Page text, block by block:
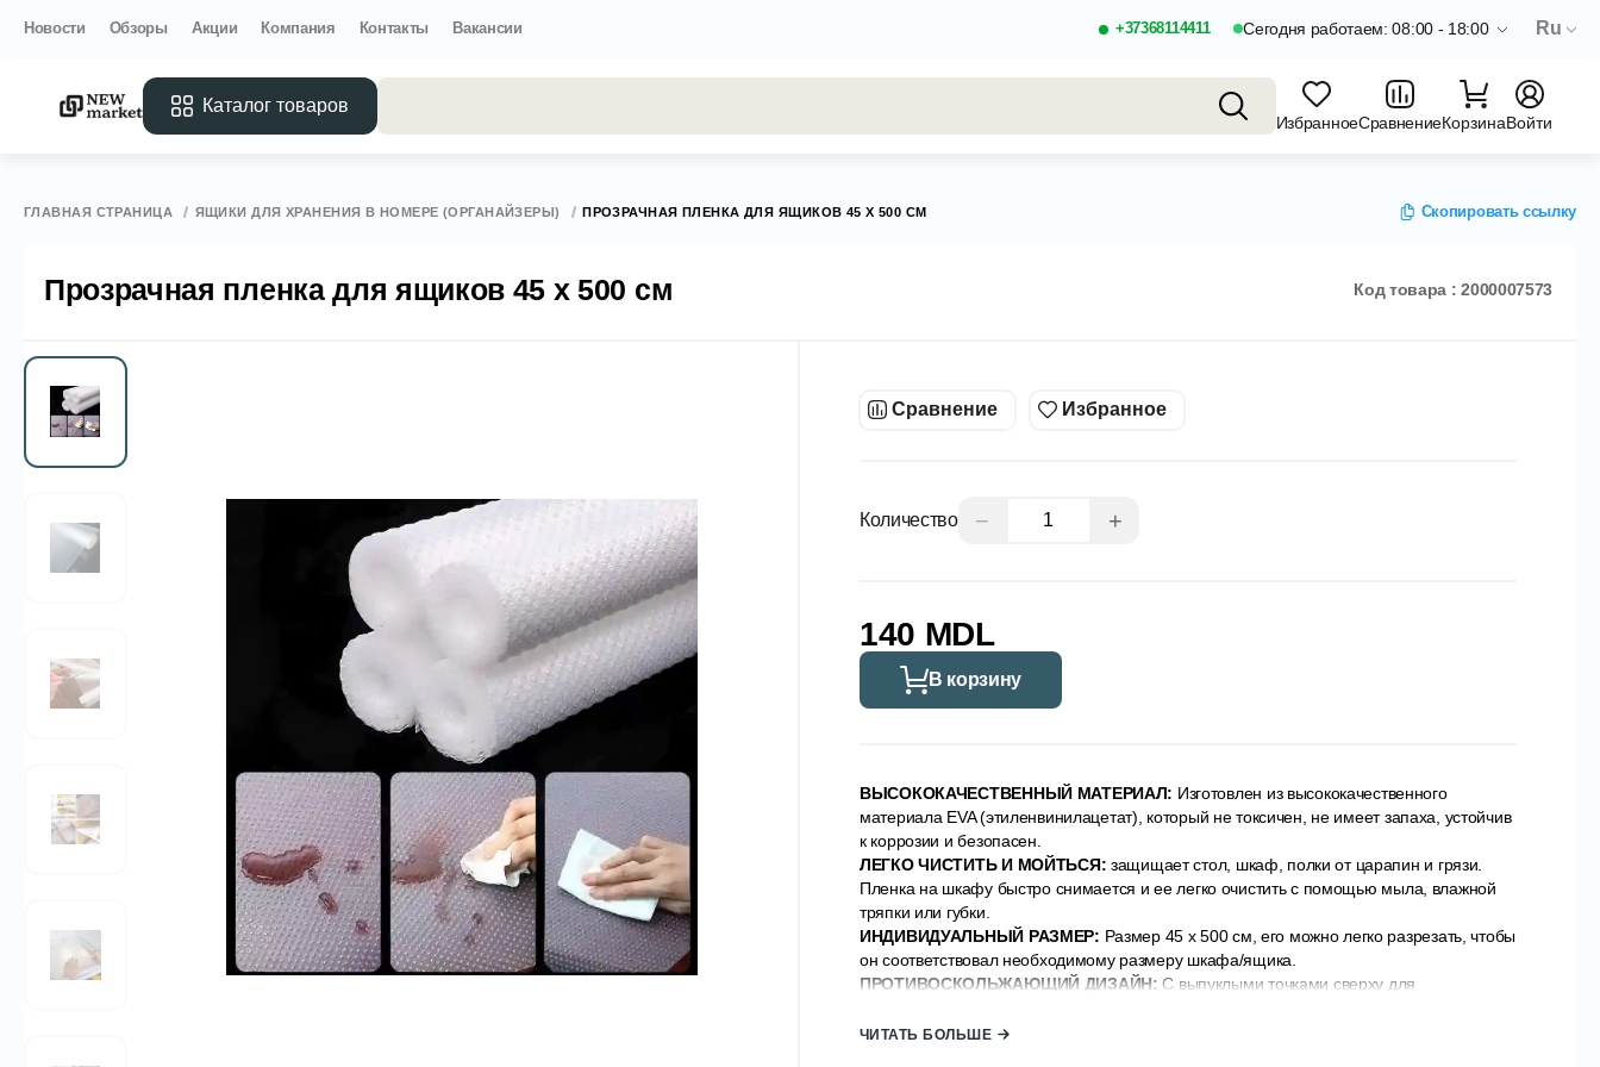
Новости Обзоры Акции Компания Контакты Вакансии +37368114411 Сегодня работаем: 08:00 - 18:00 Ru
Каталог товаров
ИзбранноеСравнениеКорзинаВойти
ГЛАВНАЯ СТРАНИЦА ЯЩИКИ ДЛЯ ХРАНЕНИЯ В НОМЕРЕ (ОРГАНАЙЗЕРЫ) ПРОЗРАЧНАЯ ПЛЕНКА ДЛЯ ЯЩИКОВ 45 Х 500 СМ Скопировать ссылку
Прозрачная пленка для ящиков 45 х 500 см Код товара : 2000007573
Сравнение Избранное
Количество − +
140 MDL
В корзину
ВЫСОКОКАЧЕСТВЕННЫЙ МАТЕРИАЛ: Изготовлен из высококачественного
материала EVA (этиленвинилацетат), который не токсичен, не имеет запаха, устойчив
к коррозии и безопасен.
ЛЕГКО ЧИСТИТЬ И МОЙТЬСЯ: защищает стол, шкаф, полки от царапин и грязи.
Пленка на шкафу быстро снимается и ее легко очистить с помощью мыла, влажной
тряпки или губки.
ИНДИВИДУАЛЬНЫЙ РАЗМЕР: Размер 45 x 500 см, его можно легко разрезать, чтобы
он соответствовал необходимому размеру шкафа/ящика.
ПРОТИВОСКОЛЬЖАЮЩИЙ ДИЗАЙН: С выпуклыми точками сверху для
адсорбцией. Все предназначено для предотвращения скольжения предметов или
ЧИТАТЬ БОЛЬШЕ